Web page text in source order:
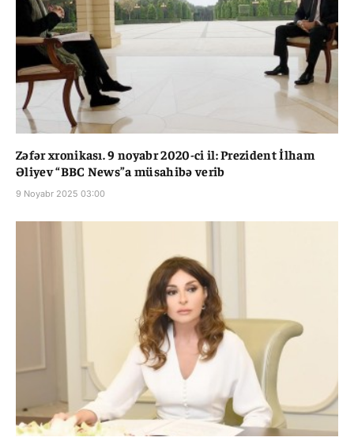
Zəfər xronikası. 9 noyabr 2020-ci il: Prezident İlham
Əliyev “BBC News”a müsahibə verib
9 Noyabr 2025 03:00